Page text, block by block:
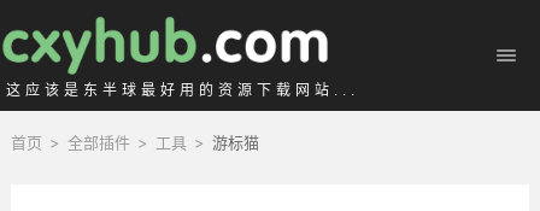
这应该是东半球最好用的资源下载网站...
首页 > 全部插件 > 工具 > 游标猫